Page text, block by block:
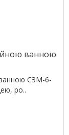
ванною
СЗМ-6-
ро..